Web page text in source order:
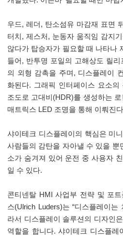
우드, 레더, 탄소섬유 마감재 표면
터치, 제스처, 눈동자 움직임 감지
않다가 탑승자가 필요할 때 나타나
들어, 반투명 포일의 고해상도 릴
의 외형 감촉을 주며, 디스플레이
화된다. 그래픽 인터페이스 요소의
조도로 고대비(HDR)를 생성하는
매트릭스 LED 조명을 통해 이뤄진
샤이테크 디스플레이의 핵심은 미
사람들의 감탄을 자아낼 수 있을 뿐
소가 숨겨져 있어 운전 중 사용자
일 수 있다.
콘티넨탈 HMI 사업부 전략 및 포
스(Ulrich Luders)는 “디스플레이
라서 디스플레이 솔루션의 디자인
역할을 합니다. 샤이테크 디스플레